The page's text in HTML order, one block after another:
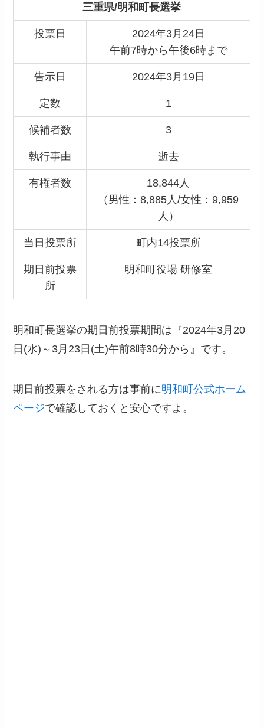
三重県/明和町長選挙
投票日
2024年3月24日
午前7時から午後6時まで
告示日 2024年3月19日
定数 1
候補者数 3
執行事由 逝去
有権者数
18,844人
（男性：8,885人/女性：9,959
人）
当日投票所 町内14投票所
期日前投票
所
明和町役場 研修室
明和町長選挙の期日前投票期間は『2024年3月20
日(水)～3月23日(土)午前8時30分から』です。
期日前投票をされる方は事前に明和町公式ホーム
ページで確認しておくと安心ですよ。